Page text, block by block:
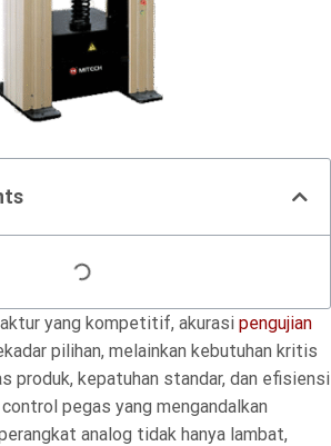
yang kompetitif, akurasi pengujian
pilihan, melainkan kebutuhan kritis
produk, kepatuhan standar, dan efisiensi
pegas yang mengandalkan
analog tidak hanya lambat,